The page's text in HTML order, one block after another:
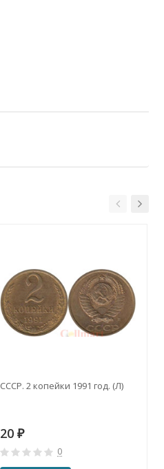
СССР. 2 копейки 1991 год. (Л)
20 ₽
0